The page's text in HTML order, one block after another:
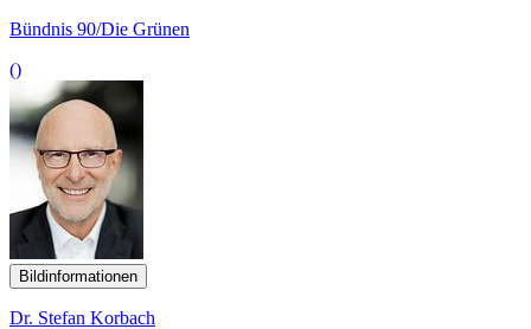
Bündnis 90/Die Grünen
()
Bildinformationen
Dr. Stefan Korbach